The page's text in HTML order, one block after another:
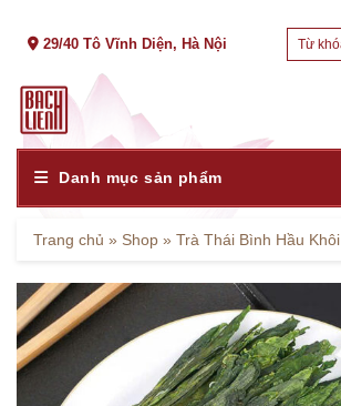
29/40 Tô Vĩnh Diện, Hà Nội
Tìm
Danh mục sản phẩm
Trang chủ » Shop » Trà Thái Bình Hầu Khôi